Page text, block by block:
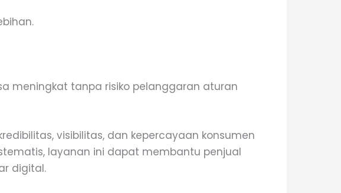
meningkat tanpa risiko pelanggaran aturan
visibilitas, dan kepercayaan konsumen
layanan ini dapat membantu penjual
digital.